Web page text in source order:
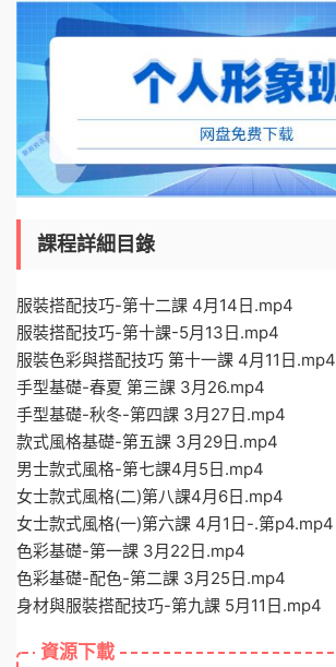
課程詳細目錄
服裝搭配技巧-第十二課 4月14日.mp4
服裝搭配技巧-第十課-5月13日.mp4
服裝色彩與搭配技巧 第十一課 4月11日.mp4
手型基礎-春夏 第三課 3月26.mp4
手型基礎-秋冬-第四課 3月27日.mp4
款式風格基礎-第五課 3月29日.mp4
男士款式風格-第七課4月5日.mp4
女士款式風格(二)第八課4月6日.mp4
女士款式風格(一)第六課 4月1日-.第p4.mp4
色彩基礎-第一課 3月22日.mp4
色彩基礎-配色-第二課 3月25日.mp4
身材與服裝搭配技巧-第九課 5月11日.mp4
資源下載